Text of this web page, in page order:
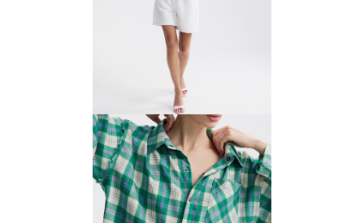
Майка базовая из хлопка
2800 ₽
4000 ₽